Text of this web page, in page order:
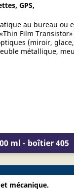
GPS,
au bureau ou
Film Transistor»
(miroir,
métallique,
ml - boîtier 405
mécanique.